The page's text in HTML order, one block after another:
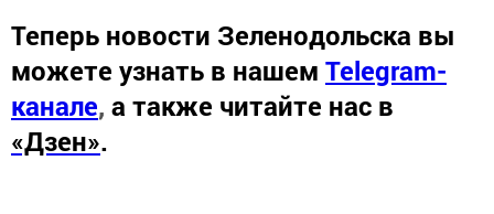
Теперь новости Зеленодольска вы
можете узнать в нашем Telegram-
канале, а также читайте нас в
«Дзен».